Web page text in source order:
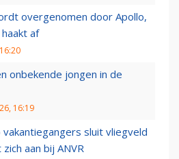
overgenomen door Apollo,
af
onbekende jongen in de
16:19
vakantiegangers sluit vliegveld
aan bij ANVR